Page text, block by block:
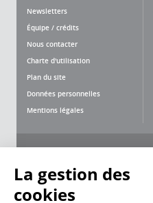
Newsletters
Équipe / crédits
Nous contacter
Charte d'utilisation
Plan du site
Données personnelles
Mentions légales
La gestion des
cookies